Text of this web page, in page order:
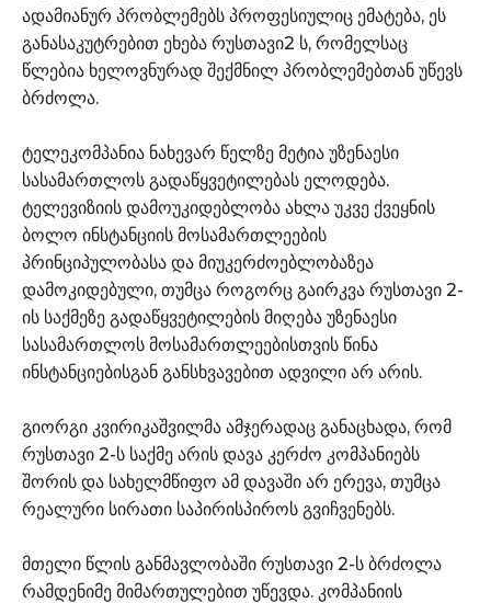
ადამიანურ პრობლემებს პროფესიულიც ემატება, ეს
განასაკუტრებით ეხება რუსთავი2 ს, რომელსაც
წლებია ხელოვნურად შექმნილ პრობლემებთან უწევს
ბრძოლა.
ტელეკომპანია ნახევარ წელზე მეტია უზენაესი
სასამართლოს გადაწყვეტილებას ელოდება.
ტელევიზიის დამოუკიდებლობა ახლა უკვე ქვეყნის
ბოლო ინსტანციის მოსამართლეების
პრინციპულობასა და მიუკერძოებლობაზეა
დამოკიდებული, თუმცა როგორც გაირკვა რუსთავი 2-
ის საქმეზე გადაწყვეტილების მიღება უზენაესი
სასამართლოს მოსამართლეებისთვის წინა
ინსტანციებისგან განსხვავებით ადვილი არ არის.
გიორგი კვირიკაშვილმა ამჯერადაც განაცხადა, რომ
რუსთავი 2-ს საქმე არის დავა კერძო კომპანიებს
შორის და სახელმწიფო ამ დავაში არ ერევა, თუმცა
რეალური სირათი საპირისპიროს გვიჩვენებს.
მთელი წლის განმავლობაში რუსთავი 2-ს ბრძოლა
რამდენიმე მიმართულებით უწევდა. კომპანიის